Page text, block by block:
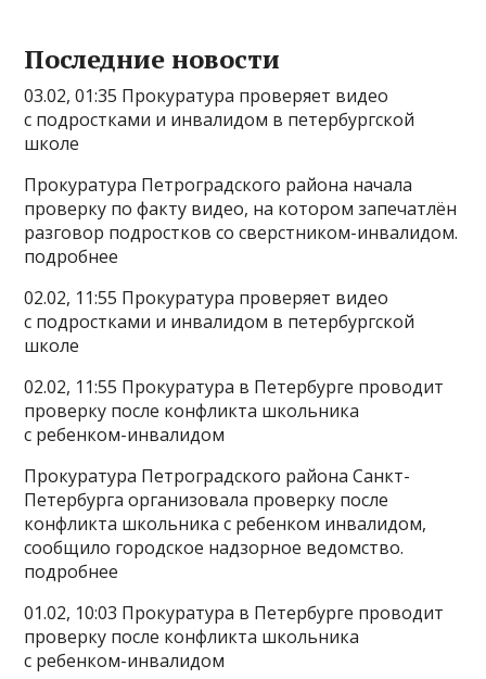
Последние новости
03.02, 01:35 Прокуратура проверяет видео
с подростками и инвалидом в петербургской
школе
Прокуратура Петроградского района начала
проверку по факту видео, на котором запечатлён
разговор подростков со сверстником-инвалидом.
подробнее
02.02, 11:55 Прокуратура проверяет видео
с подростками и инвалидом в петербургской
школе
02.02, 11:55 Прокуратура в Петербурге проводит
проверку после конфликта школьника
с ребенком-инвалидом
Прокуратура Петроградского района Санкт-
Петербурга организовала проверку после
конфликта школьника с ребенком инвалидом,
сообщило городское надзорное ведомство.
подробнее
01.02, 10:03 Прокуратура в Петербурге проводит
проверку после конфликта школьника
с ребенком-инвалидом